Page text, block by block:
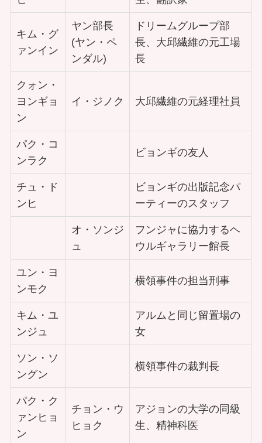
キム・グ
ァンイン
ヤン部長
(ヤン・ペ
ンダル)
ドリームグループ部
長、大邱繊維の元工場
長
クォン・
ヨンギョ
ン
イ・ジノク 大邱繊維の元経理社員
パク・コ
ンラク
ビョンギの友人
チュ・ド
ンヒ
ビョンギの出版記念パ
ーティーのスタッフ
オ・ソンジ
ュ
フンジャに協力するヘ
ウルギャラリー館長
ユン・ヨ
ンモク
横領事件の担当刑事
キム・ユ
ンジュ
アルムと同じ留置場の
女
ソン・ソ
ングン
横領事件の裁判長
パク・ク
ァンヒョ
ン
チョン・ウ
ヒョク
アジョンの大学の同級
生、精神科医